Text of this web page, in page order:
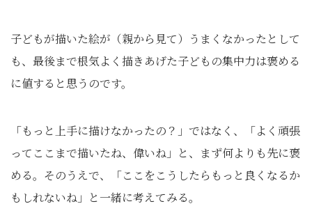
子どもが描いた絵が（親から見て）うまくなかったとして
も、最後まで根気よく描きあげた子どもの集中力は褒める
に値すると思うのです。
「もっと上手に描けなかったの？」ではなく、「よく頑張
ってここまで描いたね、偉いね」と、まず何よりも先に褒
める。そのうえで、「ここをこうしたらもっと良くなるか
もしれないね」と一緒に考えてみる。